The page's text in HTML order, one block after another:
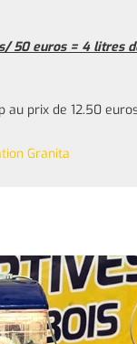
50 euros = 4 litres
prix de 12.50
Granita